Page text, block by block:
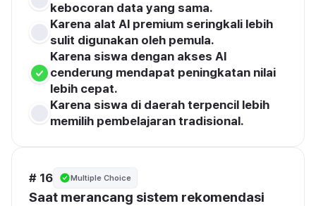
kebocoran data yang sama.
Karena alat Al premium seringkali lebih
sulit digunakan oleh pemula.
Karena siswa dengan akses Al
cenderung mendapat peningkatan nilai
lebih cepat.
Karena siswa di daerah terpencil lebih
memilih pembelajaran tradisional.
# 16 Multiple Choice
Saat merancang sistem rekomendasi